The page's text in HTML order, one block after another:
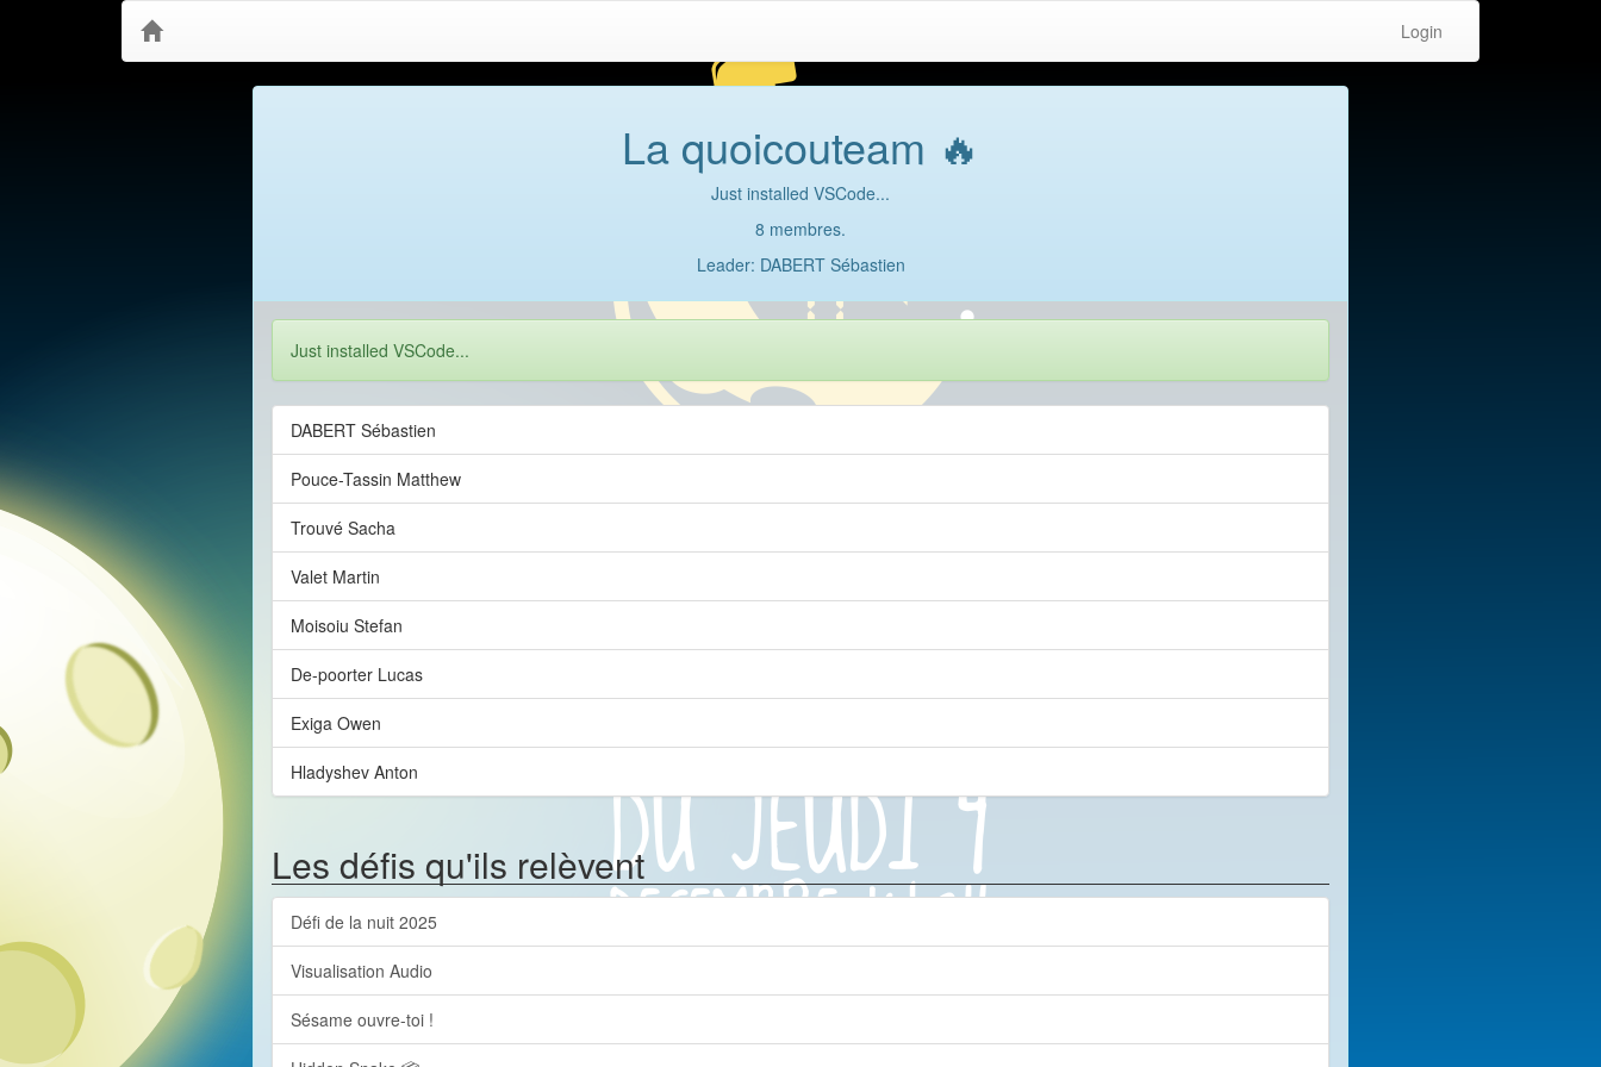
Login
La quoicouteam 🔥
Just installed VSCode...
8 membres.
Leader: DABERT Sébastien
Just installed VSCode...
DABERT Sébastien
Pouce-Tassin Matthew
Trouvé Sacha
Valet Martin
Moisoiu Stefan
De-poorter Lucas
Exiga Owen
Hladyshev Anton
Les défis qu'ils relèvent
Défi de la nuit 2025
Visualisation Audio
Sésame ouvre-toi !